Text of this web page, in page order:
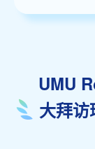
UMU
大拜